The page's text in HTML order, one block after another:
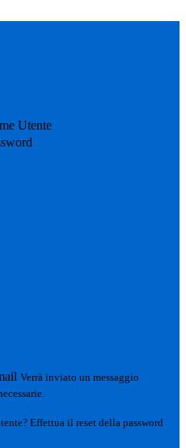
Utente
Verrà inviato un messaggio
Effettua il reset della password